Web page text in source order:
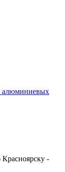
алюминиевых
Красноярску -